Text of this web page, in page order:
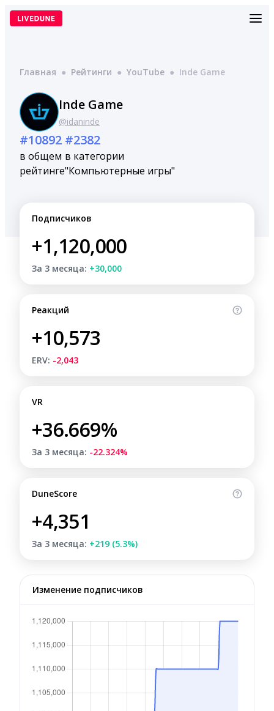
Перейти
Главная ● Рейтинги ● YouTube ● Inde Game
Inde Game
@idaninde
#10892
в общем
рейтинге
#2382
в категории
"Компьютерные игры"
Подписчиков
+1,120,000
За 3 месяца: +30,000
Реакций
+10,573
ERV: -2,043
VR
+36.669%
За 3 месяца: -22.324%
DuneScore
+4,351
За 3 месяца: +219 (5.3%)
Изменение подписчиков